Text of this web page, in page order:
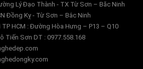
Lý Đạo Thành - TX Từ Sơn – Băc Ninh
Đồng Kỵ - Từ Sơn – Bắc Ninh
HCM : Đường Hòa Hưng – P13 – Q10
Tiến Sơn DT : 0977.558.168